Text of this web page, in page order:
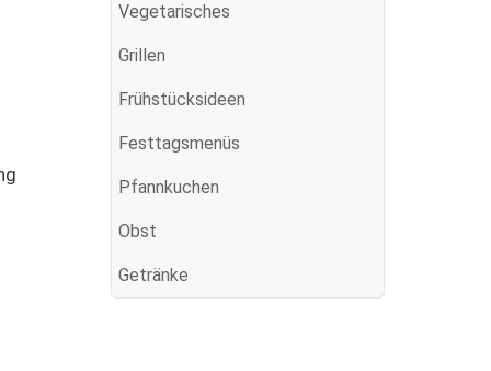
Vegetarisches
Grillen
Frühstücksideen
Festtagsmenüs
Pfannkuchen
Obst
Getränke